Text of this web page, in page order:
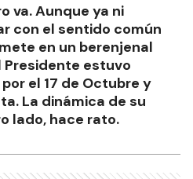
va. Aunque ya ni
con el sentido común
en un berenjenal
Presidente estuvo
el 17 de Octubre y
La dinámica de su
lado, hace rato.